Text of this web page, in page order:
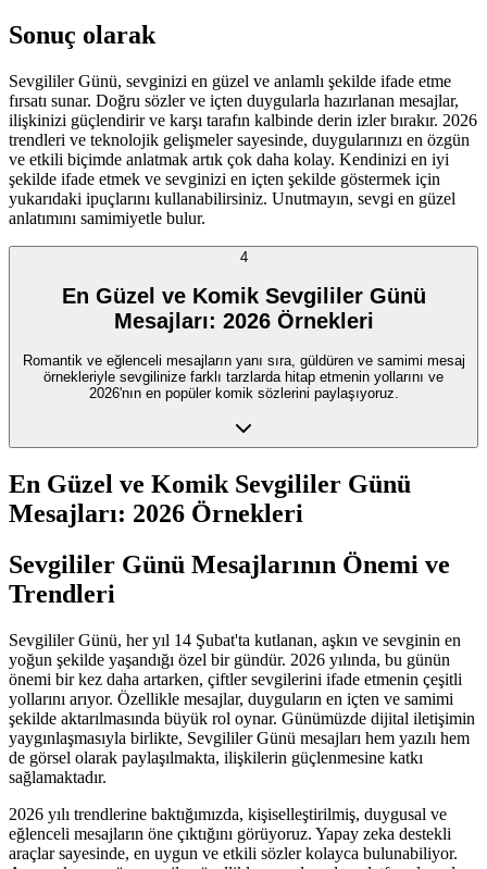
Sonuç olarak
Sevgililer Günü, sevginizi en güzel ve anlamlı şekilde ifade etme
fırsatı sunar. Doğru sözler ve içten duygularla hazırlanan mesajlar,
ilişkinizi güçlendirir ve karşı tarafın kalbinde derin izler bırakır. 2026
trendleri ve teknolojik gelişmeler sayesinde, duygularınızı en özgün
ve etkili biçimde anlatmak artık çok daha kolay. Kendinizi en iyi
şekilde ifade etmek ve sevginizi en içten şekilde göstermek için
yukarıdaki ipuçlarını kullanabilirsiniz. Unutmayın, sevgi en güzel
anlatımını samimiyetle bulur.
4
En Güzel ve Komik Sevgililer Günü
Mesajları: 2026 Örnekleri
Romantik ve eğlenceli mesajların yanı sıra, güldüren ve samimi mesaj
örnekleriyle sevgilinize farklı tarzlarda hitap etmenin yollarını ve
2026'nın en popüler komik sözlerini paylaşıyoruz.
En Güzel ve Komik Sevgililer Günü
Mesajları: 2026 Örnekleri
Sevgililer Günü Mesajlarının Önemi ve
Trendleri
Sevgililer Günü, her yıl 14 Şubat'ta kutlanan, aşkın ve sevginin en
yoğun şekilde yaşandığı özel bir gündür. 2026 yılında, bu günün
önemi bir kez daha artarken, çiftler sevgilerini ifade etmenin çeşitli
yollarını arıyor. Özellikle mesajlar, duyguların en içten ve samimi
şekilde aktarılmasında büyük rol oynar. Günümüzde dijital iletişimin
yaygınlaşmasıyla birlikte, Sevgililer Günü mesajları hem yazılı hem
de görsel olarak paylaşılmakta, ilişkilerin güçlenmesine katkı
sağlamaktadır.
2026 yılı trendlerine baktığımızda, kişiselleştirilmiş, duygusal ve
eğlenceli mesajların öne çıktığını görüyoruz. Yapay zeka destekli
araçlar sayesinde, en uygun ve etkili sözler kolayca bulunabiliyor.